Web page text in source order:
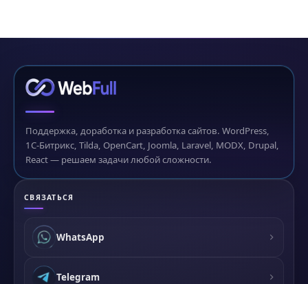
Поддержка, доработка и разработка сайтов. WordPress,
1С-Битрикс, Tilda, OpenCart, Joomla, Laravel, MODX, Drupal,
React — решаем задачи любой сложности.
СВЯЗАТЬСЯ
WhatsApp
Telegram